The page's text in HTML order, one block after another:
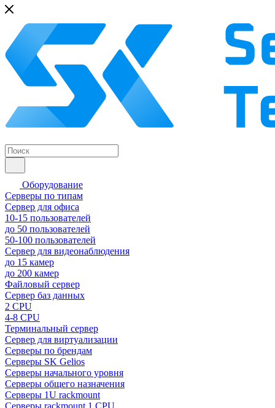
Оборудование
Серверы по типам
Сервер для офиса
10-15 пользователей
до 50 пользователей
50-100 пользователей
Сервер для видеонаблюдения
до 15 камер
до 200 камер
Файловый сервер
Сервер баз данных
2 CPU
4-8 CPU
Терминальный сервер
Сервер для виртуализации
Серверы по брендам
Серверы SK Gelios
Серверы начального уровня
Серверы общего назначения
Серверы 1U rackmount
Серверы rackmount 1 CPU